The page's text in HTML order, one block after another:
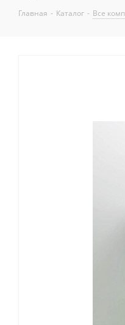
Главная - Каталог - Все